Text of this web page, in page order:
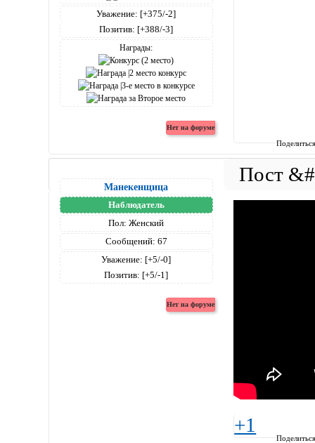
Уважение: [+375/-2]
Позитив: [+388/-3]
Награды:
Манекенщица
Наблюдатель
Пол: Женский
Сообщений: 67
Уважение: [+5/-0]
Позитив: [+5/-1]
+1